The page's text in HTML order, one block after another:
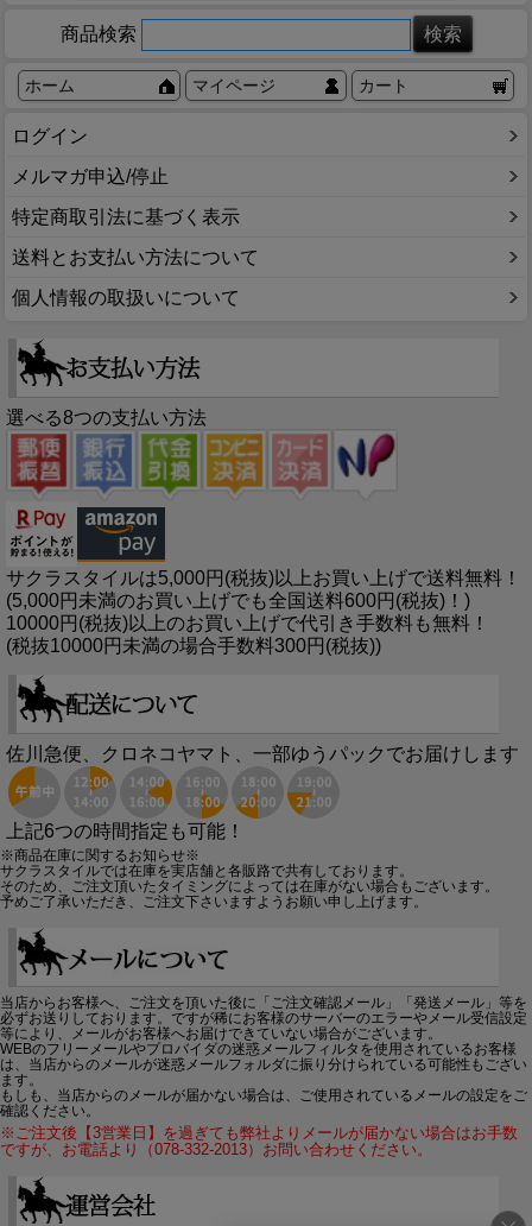
商品検索
ホーム マイページ カート
ログイン
メルマガ申込/停止
特定商取引法に基づく表示
送料とお支払い方法について
個人情報の取扱いについて
選べる8つの支払い方法
サクラスタイルは5,000円(税抜)以上お買い上げで送料無料！
(5,000円未満のお買い上げでも全国送料600円(税抜)！)
10000円(税抜)以上のお買い上げで代引き手数料も無料！
(税抜10000円未満の場合手数料300円(税抜))
佐川急便、クロネコヤマト、一部ゆうパックでお届けします
上記6つの時間指定も可能！
※商品在庫に関するお知らせ※
サクラスタイルでは在庫を実店舗と各販路で共有しております。
そのため、ご注文頂いたタイミングによっては在庫がない場合もございます。
予めご了承いただき、ご注文下さいますようお願い申し上げます。
当店からお客様へ、ご注文を頂いた後に「ご注文確認メール」「発送メール」等を
必ずお送りしております。ですが稀にお客様のサーバーのエラーやメール受信設定
等により、メールがお客様へお届けできていない場合がございます。
WEBのフリーメールやプロバイダの迷惑メールフィルタを使用されているお客様
は、当店からのメールが迷惑メールフォルダに振り分けられている可能性もござい
ます。
もしも、当店からのメールが届かない場合は、ご使用されているメールの設定をご
確認ください。
※ご注文後【3営業日】を過ぎても弊社よりメールが届かない場合はお手数
ですが、お電話より（078-332-2013）お問い合わせください。